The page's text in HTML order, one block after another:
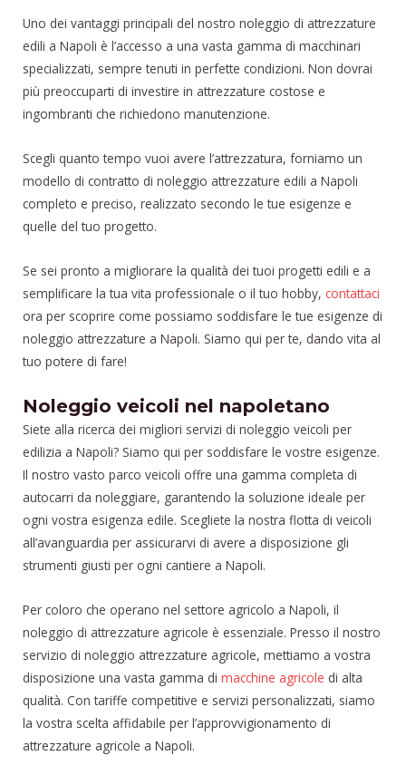
Uno dei vantaggi principali del nostro noleggio di attrezzature
edili a Napoli è l’accesso a una vasta gamma di macchinari
specializzati, sempre tenuti in perfette condizioni. Non dovrai
più preoccuparti di investire in attrezzature costose e
ingombranti che richiedono manutenzione.
Scegli quanto tempo vuoi avere l’attrezzatura, forniamo un
modello di contratto di noleggio attrezzature edili a Napoli
completo e preciso, realizzato secondo le tue esigenze e
quelle del tuo progetto.
Se sei pronto a migliorare la qualità dei tuoi progetti edili e a
semplificare la tua vita professionale o il tuo hobby, contattaci
ora per scoprire come possiamo soddisfare le tue esigenze di
noleggio attrezzature a Napoli. Siamo qui per te, dando vita al
tuo potere di fare!
Noleggio veicoli nel napoletano
Siete alla ricerca dei migliori servizi di noleggio veicoli per
edilizia a Napoli? Siamo qui per soddisfare le vostre esigenze.
Il nostro vasto parco veicoli offre una gamma completa di
autocarri da noleggiare, garantendo la soluzione ideale per
ogni vostra esigenza edile. Scegliete la nostra flotta di veicoli
all’avanguardia per assicurarvi di avere a disposizione gli
strumenti giusti per ogni cantiere a Napoli.
Per coloro che operano nel settore agricolo a Napoli, il
noleggio di attrezzature agricole è essenziale. Presso il nostro
servizio di noleggio attrezzature agricole, mettiamo a vostra
disposizione una vasta gamma di macchine agricole di alta
qualità. Con tariffe competitive e servizi personalizzati, siamo
la vostra scelta affidabile per l’approvvigionamento di
attrezzature agricole a Napoli.